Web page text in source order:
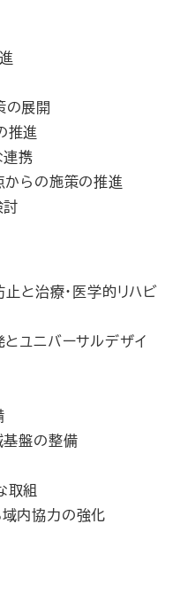
の展開
推進
連携
からの施策の推進
討
止と治療・医学的リハビ
とユニバーサルデザイ
基盤の整備
取組
内協力の強化